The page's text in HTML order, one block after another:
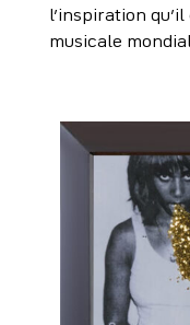
l’inspiration
musicale